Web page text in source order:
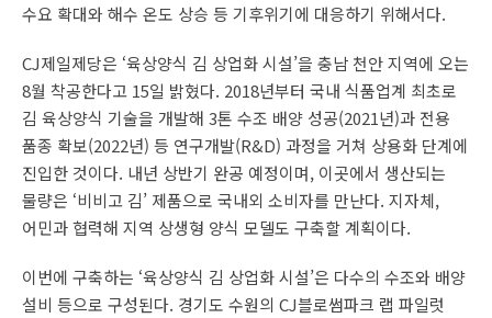
수요 확대와 해수 온도 상승 등 기후위기에 대응하기 위해서다.
CJ제일제당은 ‘육상양식 김 상업화 시설’을 충남 천안 지역에 오는
8월 착공한다고 15일 밝혔다. 2018년부터 국내 식품업계 최초로
김 육상양식 기술을 개발해 3톤 수조 배양 성공(2021년)과 전용
품종 확보(2022년) 등 연구개발(R&D) 과정을 거쳐 상용화 단계에
진입한 것이다. 내년 상반기 완공 예정이며, 이곳에서 생산되는
물량은 ‘비비고 김’ 제품으로 국내외 소비자를 만난다. 지자체,
어민과 협력해 지역 상생형 양식 모델도 구축할 계획이다.
이번에 구축하는 ‘육상양식 김 상업화 시설’은 다수의 수조와 배양
설비 등으로 구성된다. 경기도 수원의 CJ블로썸파크 랩 파일럿